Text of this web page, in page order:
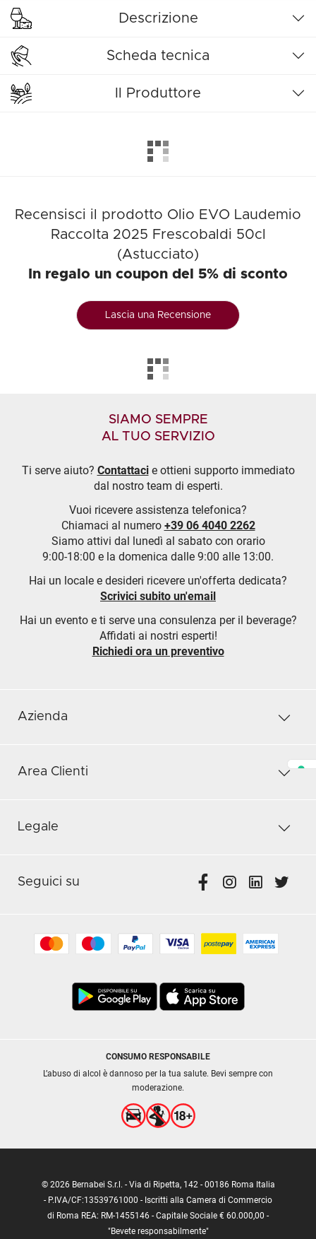
Descrizione
Scheda tecnica
Il Produttore
Recensisci il prodotto Olio EVO Laudemio
Raccolta 2025 Frescobaldi 50cl
(Astucciato)
In regalo un coupon del 5% di sconto
Lascia una Recensione
SIAMO SEMPRE
AL TUO SERVIZIO
Ti serve aiuto? Contattacie ottieni supporto immediato
dal nostro team di esperti.
Vuoi ricevere assistenza telefonica?
Chiamaci al numero +39 06 4040 2262
Siamo attivi dal lunedì al sabato con orario
9:00-18:00 e la domenica dalle 9:00 alle 13:00.
Hai un locale e desideri ricevere un'offerta dedicata?
Scrivici subito un'email
Hai un evento e ti serve una consulenza per il beverage?
Affidati ai nostri esperti!
Richiedi ora un preventivo
Azienda
Area Clienti
Legale
Seguici su
CONSUMO RESPONSABILE
L’abuso di alcol è dannoso per la tua salute. Bevi sempre con
moderazione.
© 2026 Bernabei S.r.l. - Via di Ripetta, 142 - 00186 Roma Italia
- P.IVA/CF:13539761000 - Iscritti alla Camera di Commercio
di Roma REA: RM-1455146 - Capitale Sociale € 60.000,00 -
"Bevete responsabilmente"